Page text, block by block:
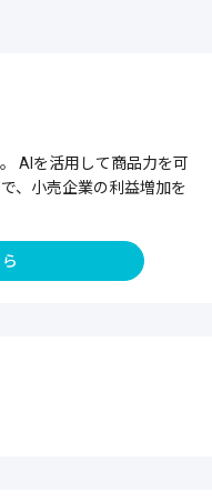
AIを活用して商品力を可
、小売企業の利益増加を